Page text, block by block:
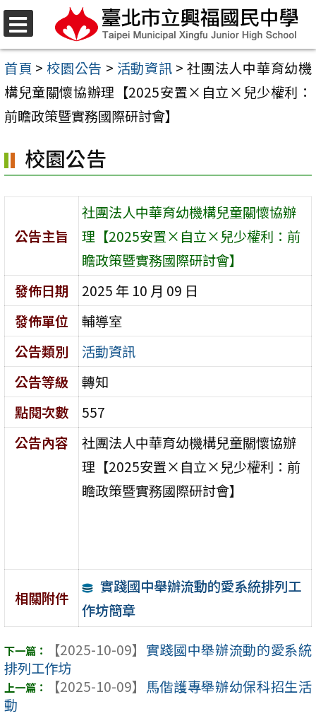
選
單
跳
至
主
要
內
區
首頁 > 校園公告 > 活動資訊 > 社團法人中華育幼機
構兒童關懷協辦理【2025安置×自立×兒少權利：
前瞻政策暨實務國際研討會】
校園公告
公告主旨
社團法人中華育幼機構兒童關懷協辦
理【2025安置×自立×兒少權利：前
瞻政策暨實務國際研討會】
發佈日期
2025 年 10 月 09 日
發佈單位
輔導室
公告類別
活動資訊
公告等級
轉知
點閱次數
557
公告內容
社團法人中華育幼機構兒童關懷協辦
理【2025安置×自立×兒少權利：前
瞻政策暨實務國際研討會】
相關附件
實踐國中舉辦流動的愛系統排列工
作坊簡章
【2025-10-09】 實踐國中舉辦流動的愛系統
排列工作坊
【2025-10-09】 馬偕護專舉辦幼保科招生活
動